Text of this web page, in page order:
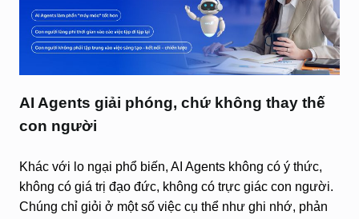
AI Agents giải phóng, chứ không thay thế
con người
Khác với lo ngại phổ biến, AI Agents không có ý thức,
không có giá trị đạo đức, không có trực giác con người.
Chúng chỉ giỏi ở một số việc cụ thể như ghi nhớ, phản